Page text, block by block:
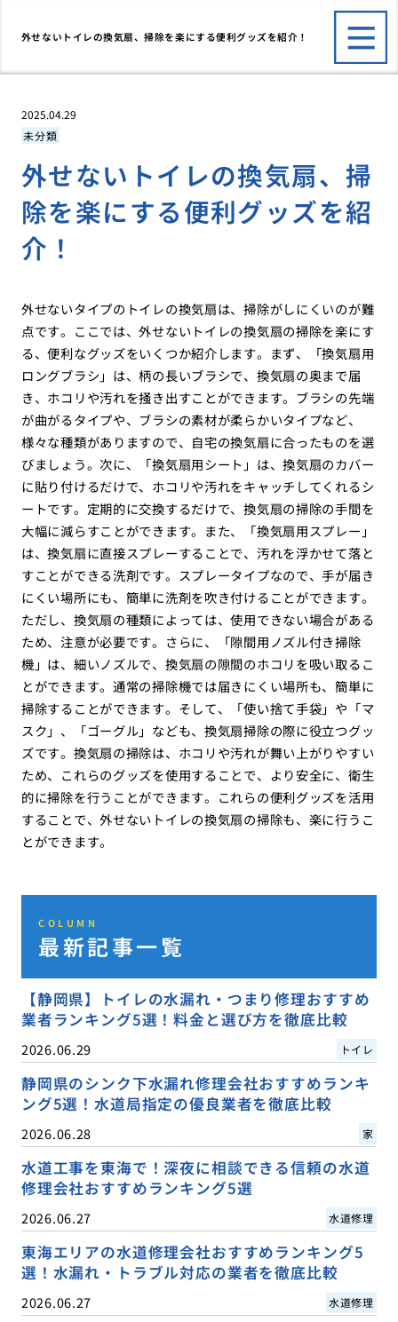
外せないトイレの換気扇、掃除を楽にする便利グッズを紹介！
2025.04.29
未分類
外せないトイレの換気扇、掃
除を楽にする便利グッズを紹
介！
外せないタイプのトイレの換気扇は、掃除がしにくいのが難
点です。ここでは、外せないトイレの換気扇の掃除を楽にす
る、便利なグッズをいくつか紹介します。まず、「換気扇用
ロングブラシ」は、柄の長いブラシで、換気扇の奥まで届
き、ホコリや汚れを掻き出すことができます。ブラシの先端
が曲がるタイプや、ブラシの素材が柔らかいタイプなど、
様々な種類がありますので、自宅の換気扇に合ったものを選
びましょう。次に、「換気扇用シート」は、換気扇のカバー
に貼り付けるだけで、ホコリや汚れをキャッチしてくれるシ
ートです。定期的に交換するだけで、換気扇の掃除の手間を
大幅に減らすことができます。また、「換気扇用スプレー」
は、換気扇に直接スプレーすることで、汚れを浮かせて落と
すことができる洗剤です。スプレータイプなので、手が届き
にくい場所にも、簡単に洗剤を吹き付けることができます。
ただし、換気扇の種類によっては、使用できない場合がある
ため、注意が必要です。さらに、「隙間用ノズル付き掃除
機」は、細いノズルで、換気扇の隙間のホコリを吸い取るこ
とができます。通常の掃除機では届きにくい場所も、簡単に
掃除することができます。そして、「使い捨て手袋」や「マ
スク」、「ゴーグル」なども、換気扇掃除の際に役立つグッ
ズです。換気扇の掃除は、ホコリや汚れが舞い上がりやすい
ため、これらのグッズを使用することで、より安全に、衛生
的に掃除を行うことができます。これらの便利グッズを活用
することで、外せないトイレの換気扇の掃除も、楽に行うこ
とができます。
COLUMN
最新記事一覧
【静岡県】トイレの水漏れ・つまり修理おすすめ
業者ランキング5選！料金と選び方を徹底比較
2026.06.29 トイレ
静岡県のシンク下水漏れ修理会社おすすめランキ
ング5選！水道局指定の優良業者を徹底比較
2026.06.28 家
水道工事を東海で！深夜に相談できる信頼の水道
修理会社おすすめランキング5選
2026.06.27 水道修理
東海エリアの水道修理会社おすすめランキング5
選！水漏れ・トラブル対応の業者を徹底比較
2026.06.27 水道修理